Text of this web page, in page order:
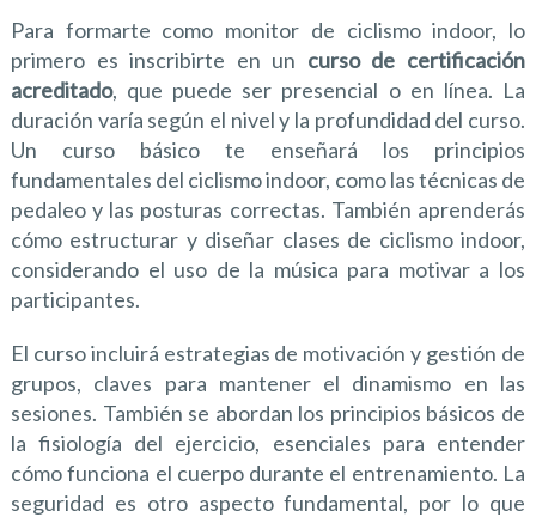
Para formarte como monitor de ciclismo indoor, lo
primero es inscribirte en un curso de certificación
acreditado, que puede ser presencial o en línea. La
duración varía según el nivel y la profundidad del curso.
Un curso básico te enseñará los principios
fundamentales del ciclismo indoor, como las técnicas de
pedaleo y las posturas correctas. También aprenderás
cómo estructurar y diseñar clases de ciclismo indoor,
considerando el uso de la música para motivar a los
participantes.
El curso incluirá estrategias de motivación y gestión de
grupos, claves para mantener el dinamismo en las
sesiones. También se abordan los principios básicos de
la fisiología del ejercicio, esenciales para entender
cómo funciona el cuerpo durante el entrenamiento. La
seguridad es otro aspecto fundamental, por lo que